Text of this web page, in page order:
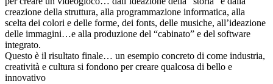
creazione della struttura, alla programmazione informatica, alla
scelta dei colori e delle forme, dei fonts, delle musiche, all’ideazione
delle immagini…e alla produzione del “cabinato” e del software
integrato.
Questo è il risultato finale… un esempio concreto di come industria,
creatività e cultura si fondono per creare qualcosa di bello e
innovativo